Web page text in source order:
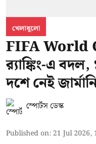
খেলাধুলো
FIFA World
র‍্যাঙ্কিং-এ
দশে নেই
স্পোর্টস ডেস্ক
Published on: 21 Jul 2026,